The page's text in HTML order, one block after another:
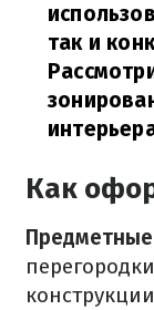
так и
Как